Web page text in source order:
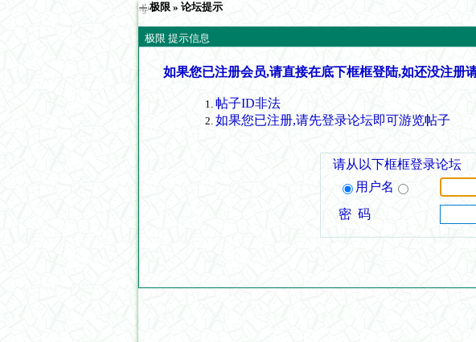
极限 » 论坛提示
极限 提示信息
如果您已注册会员,请直接在底下框框登陆,如还没注册
帖子ID非法
如果您已注册,请先登录论坛即可游览帖子
请从以下框框登录论坛
用户名
密 码